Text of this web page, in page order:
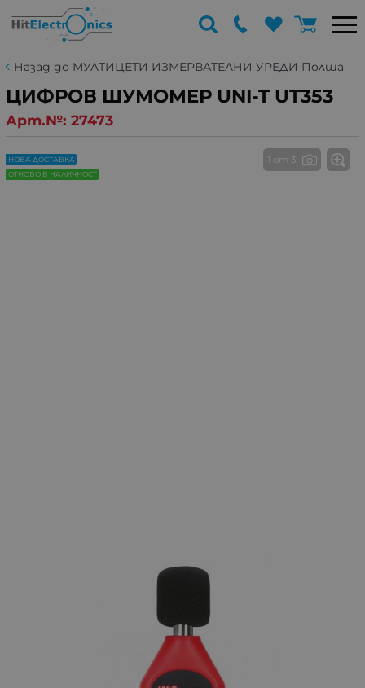
Назад до МУЛТИЦЕТИ ИЗМЕРВАТЕЛНИ УРЕДИ Полша
ЦИФРОВ ШУМОМЕР UNI-T UT353
Арт.№: 27473
1 от 3
НОВА ДОСТАВКА
ОТНОВО В НАЛИЧНОСТ